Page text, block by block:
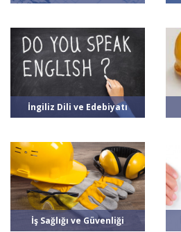
İngiliz Dili ve Edebiyatı
İş Sağlığı ve Güvenliği